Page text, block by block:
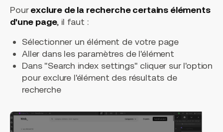
Pourexclure de la recherche certains éléments
d'une page, il faut :
Sélectionner un élément de votre page
Aller dans les paramètres de l'élément
Dans "Search index settings" cliquer sur l'option
pour exclure l'élément des résultats de
recherche